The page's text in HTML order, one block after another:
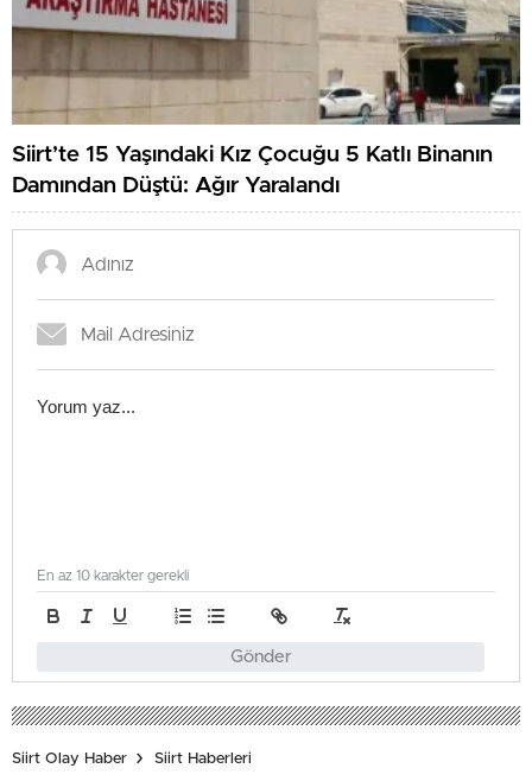
Siirt’te 15 Yaşındaki Kız Çocuğu 5 Katlı Binanın
Damından Düştü: Ağır Yaralandı
Gönder
En az 10 karakter gerekli
Siirt Olay Haber Siirt Haberleri